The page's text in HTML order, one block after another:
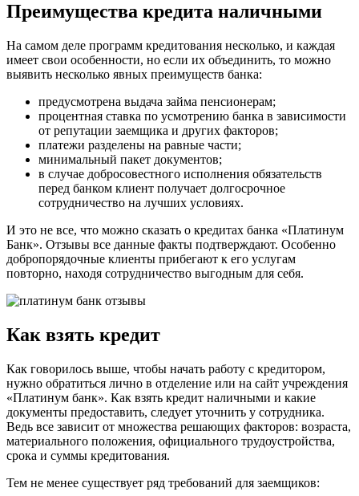
Преимущества кредита наличными
На самом деле программ кредитования несколько, и каждая
имеет свои особенности, но если их объединить, то можно
выявить несколько явных преимуществ банка:
предусмотрена выдача займа пенсионерам;
процентная ставка по усмотрению банка в зависимости
от репутации заемщика и других факторов;
платежи разделены на равные части;
минимальный пакет документов;
в случае добросовестного исполнения обязательств
перед банком клиент получает долгосрочное
сотрудничество на лучших условиях.
И это не все, что можно сказать о кредитах банка «Платинум
Банк». Отзывы все данные факты подтверждают. Особенно
добропорядочные клиенты прибегают к его услугам
повторно, находя сотрудничество выгодным для себя.
Как взять кредит
Как говорилось выше, чтобы начать работу с кредитором,
нужно обратиться лично в отделение или на сайт учреждения
«Платинум банк». Как взять кредит наличными и какие
документы предоставить, следует уточнить у сотрудника.
Ведь все зависит от множества решающих факторов: возраста,
материального положения, официального трудоустройства,
срока и суммы кредитования.
Тем не менее существует ряд требований для заемщиков: